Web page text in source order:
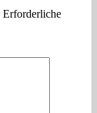
Erforderliche